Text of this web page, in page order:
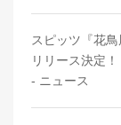
スピッツ『花
リリース決定
- ニュース